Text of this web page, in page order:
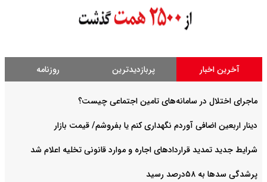
آخرین اخبار پربازدیدترین روزنامه
ماجرای اختلال در سامانه‌های تامین اجتماعی چیست؟
دینار اربعین اضافی آوردم نگهداری کنم یا بفروشم/ قیمت بازار
شرایط جدید تمدید قراردادهای اجاره و موارد قانونی تخلیه اعلام شد
پرشدگی سدها به ۵۸درصد رسید